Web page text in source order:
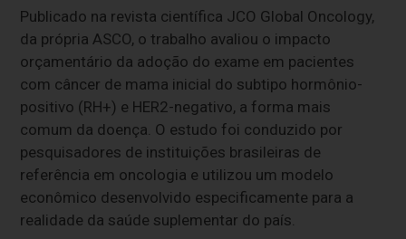
Publicado na revista científica JCO Global Oncology,
da própria ASCO, o trabalho avaliou o impacto
orçamentário da adoção do exame em pacientes
com câncer de mama inicial do subtipo hormônio-
positivo (RH+) e HER2-negativo, a forma mais
comum da doença. O estudo foi conduzido por
pesquisadores de instituições brasileiras de
referência em oncologia e utilizou um modelo
econômico desenvolvido especificamente para a
realidade da saúde suplementar do país.